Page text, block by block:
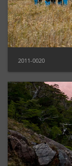
2011-0020